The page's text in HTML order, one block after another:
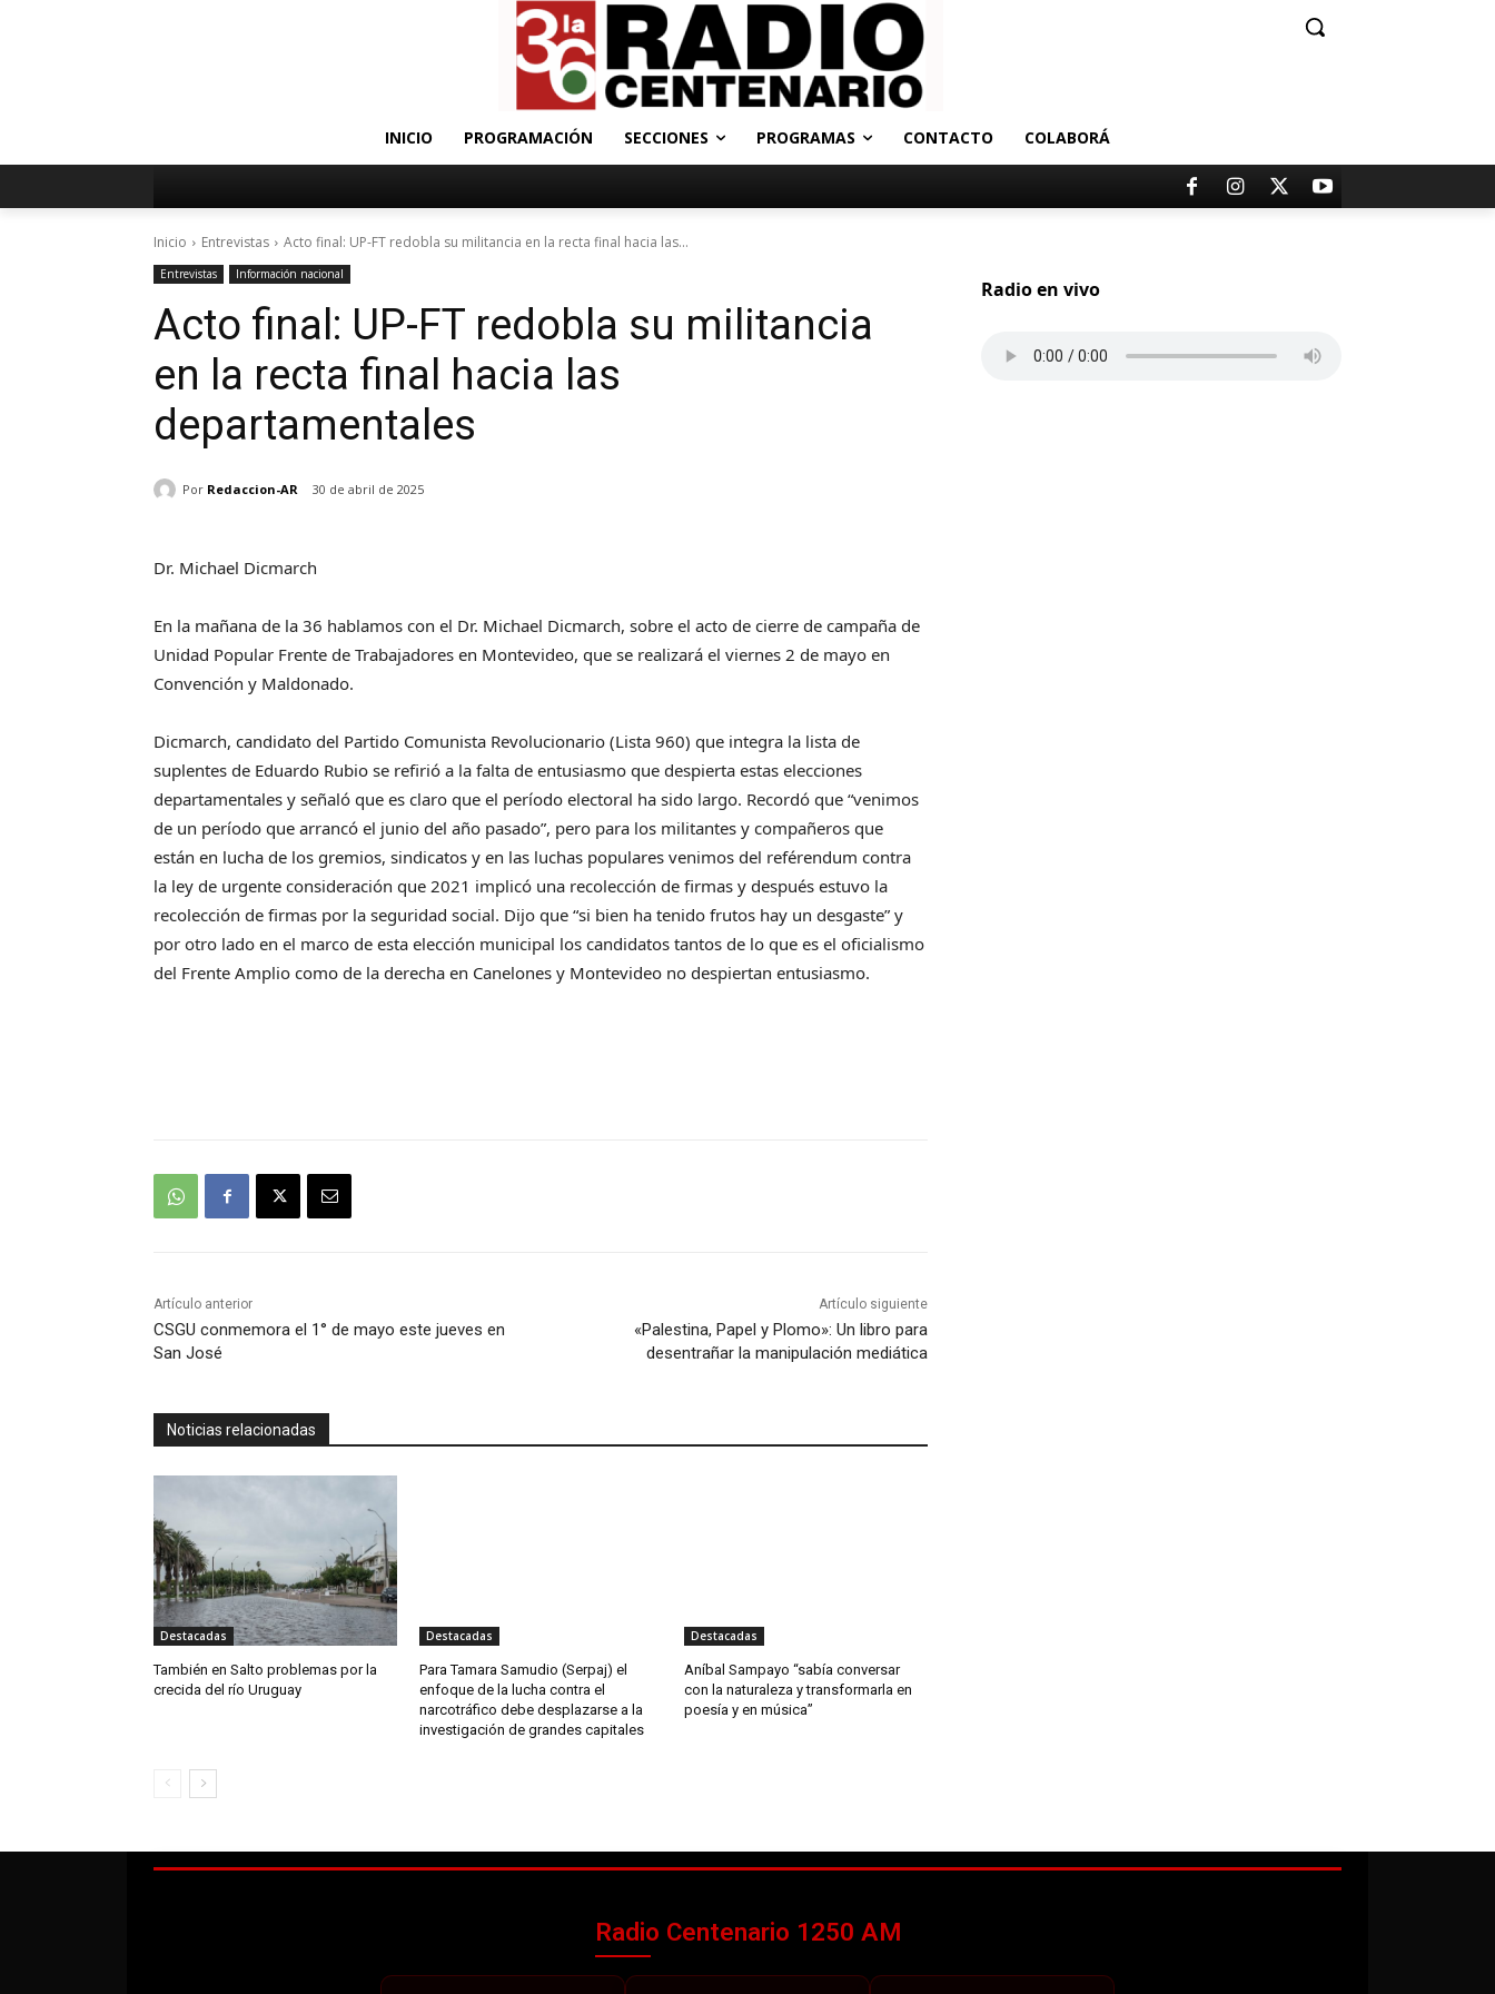
INICIO PROGRAMACIÓN SECCIONES PROGRAMAS CONTACTO COLABORÁ
Inicio Entrevistas Acto final: UP-FT redobla su militancia en la recta final hacia las...
Entrevistas Información nacional
Acto final: UP-FT redobla su militancia
en la recta final hacia las
departamentales
Por Redaccion-AR 30 de abril de 2025
Dr. Michael Dicmarch
En la mañana de la 36 hablamos con el Dr. Michael Dicmarch, sobre el acto de cierre de campaña de
Unidad Popular Frente de Trabajadores en Montevideo, que se realizará el viernes 2 de mayo en
Convención y Maldonado.
Dicmarch, candidato del Partido Comunista Revolucionario (Lista 960) que integra la lista de
suplentes de Eduardo Rubio se refirió a la falta de entusiasmo que despierta estas elecciones
departamentales y señaló que es claro que el período electoral ha sido largo. Recordó que “venimos
de un período que arrancó el junio del año pasado”, pero para los militantes y compañeros que
están en lucha de los gremios, sindicatos y en las luchas populares venimos del reférendum contra
la ley de urgente consideración que 2021 implicó una recolección de firmas y después estuvo la
recolección de firmas por la seguridad social. Dijo que “si bien ha tenido frutos hay un desgaste” y
por otro lado en el marco de esta elección municipal los candidatos tantos de lo que es el oficialismo
del Frente Amplio como de la derecha en Canelones y Montevideo no despiertan entusiasmo.
Artículo anterior
CSGU conmemora el 1° de mayo este jueves en
San José
Artículo siguiente
«Palestina, Papel y Plomo»: Un libro para
desentrañar la manipulación mediática
Noticias relacionadas
Destacadas
También en Salto problemas por la
crecida del río Uruguay
Destacadas
Para Tamara Samudio (Serpaj) el
enfoque de la lucha contra el
narcotráfico debe desplazarse a la
investigación de grandes capitales
Destacadas
Aníbal Sampayo “sabía conversar
con la naturaleza y transformarla en
poesía y en música”
Radio en vivo
Radio Centenario 1250 AM